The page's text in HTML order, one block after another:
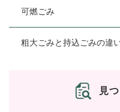
可燃ごみ
粗大ごみと持込ごみの違
見